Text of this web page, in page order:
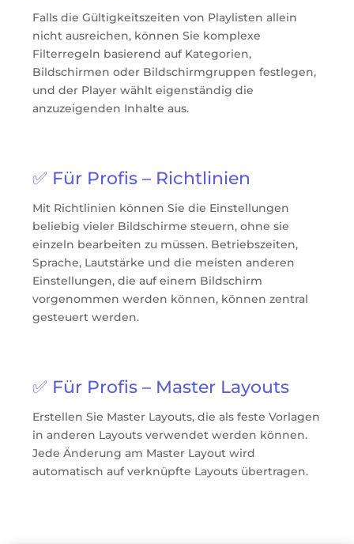
Falls die Gültigkeitszeiten von Playlisten allein
nicht ausreichen, können Sie komplexe
Filterregeln basierend auf Kategorien,
Bildschirmen oder Bildschirmgruppen festlegen,
und der Player wählt eigenständig die
anzuzeigenden Inhalte aus.
✅ Für Profis – Richtlinien
Mit Richtlinien können Sie die Einstellungen
beliebig vieler Bildschirme steuern, ohne sie
einzeln bearbeiten zu müssen. Betriebszeiten,
Sprache, Lautstärke und die meisten anderen
Einstellungen, die auf einem Bildschirm
vorgenommen werden können, können zentral
gesteuert werden.
✅ Für Profis – Master Layouts
Erstellen Sie Master Layouts, die als feste Vorlagen
in anderen Layouts verwendet werden können.
Jede Änderung am Master Layout wird
automatisch auf verknüpfte Layouts übertragen.